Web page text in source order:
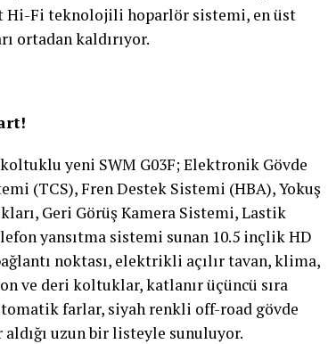
Hi-Fi teknolojili hoparlör sistemi, en üst
ortadan kaldırıyor.
yeni SWM G03F; Elektronik Gövde
(TCS), Fren Destek Sistemi (HBA), Yokuş
Geri Görüş Kamera Sistemi, Lastik
yansıtma sistemi sunan 10.5 inçlik HD
noktası, elektrikli açılır tavan, klima,
ve deri koltuklar, katlanır üçüncü sıra
farlar, siyah renkli off-road gövde
uzun bir listeyle sunuluyor.